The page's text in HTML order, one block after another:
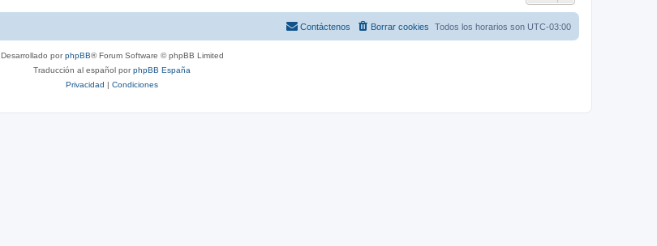
Todos los horarios son UTC-03:00
Borrar cookies
Contáctenos
Desarrollado porphpBB® Forum Software © phpBB Limited
Traducción al español porphpBB España
Privacidad | Condiciones